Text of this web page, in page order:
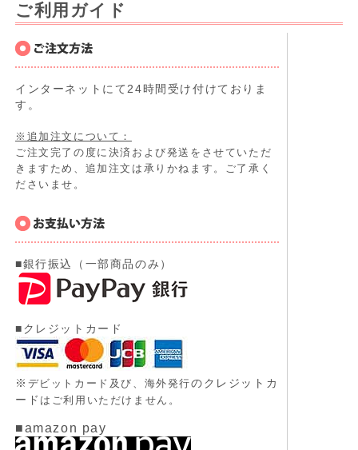
ご利用ガイド
インターネットにて24時間受け付けておりま
す。
※追加注文について：
ご注文完了の度に決済および発送をさせていただ
きますため、追加注文は承りかねます。ご了承く
ださいませ。
■銀行振込（一部商品のみ）
■クレジットカード
※ デビットカード及び、 海外発行のクレジットカ
ード はご利用いただけません。
■amazon pay